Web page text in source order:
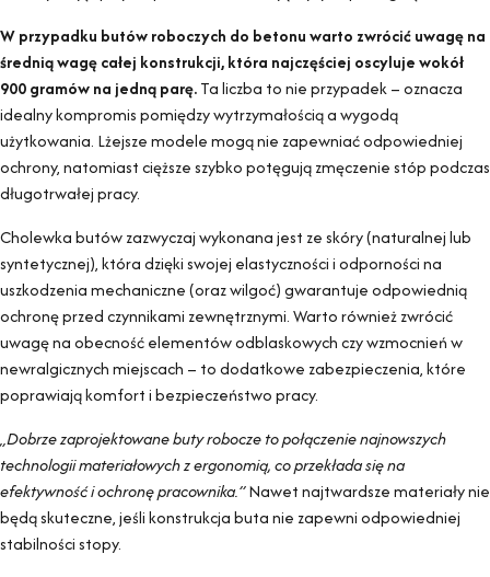
W przypadku butów roboczych do betonu warto zwrócić uwagę na
średnią wagę całej konstrukcji, która najczęściej oscyluje wokół
900 gramów na jedną parę.Ta liczba to nie przypadek – oznacza
idealny kompromis pomiędzy wytrzymałością a wygodą
użytkowania. Lżejsze modele mogą nie zapewniać odpowiedniej
ochrony, natomiast cięższe szybko potęgują zmęczenie stóp podczas
długotrwałej pracy.
Cholewka butów zazwyczaj wykonana jest ze skóry (naturalnej lub
syntetycznej), która dzięki swojej elastyczności i odporności na
uszkodzenia mechaniczne (oraz wilgoć) gwarantuje odpowiednią
ochronę przed czynnikami zewnętrznymi. Warto również zwrócić
uwagę na obecność elementów odblaskowych czy wzmocnień w
newralgicznych miejscach – to dodatkowe zabezpieczenia, które
poprawiają komfort i bezpieczeństwo pracy.
„Dobrze zaprojektowane buty robocze to połączenie najnowszych
technologii materiałowych z ergonomią, co przekłada się na
efektywność i ochronę pracownika.”Nawet najtwardsze materiały nie
będą skuteczne, jeśli konstrukcja buta nie zapewni odpowiedniej
stabilności stopy.